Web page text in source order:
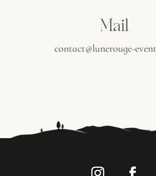
Mail
contact@lunerouge-